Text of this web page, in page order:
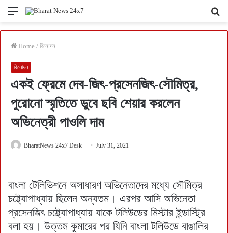
Menu
Home / বিনোদন
বিনোদন
একই ফ্রেমে দেব-জিৎ-প্রসেনজিৎ-সৌমিত্র,
পুরোনো স্মৃতিতে ডুবে ছবি শেয়ার করলেন
অভিনেত্রী পাওলি দাম
BharatNews 24x7 Desk July 31, 2021
বাংলা টেলিভিশনে অসাধারণ অভিনেতাদের মধ্যে সৌমিত্র
চট্ট্যোপাধ্যায় ছিলেন অন্যতম। এরপর আসি অভিনেতা
প্রসেনজিৎ চট্ট্যোপাধ্যায় যাকে টলিউডের মিস্টার ইন্ডাস্ট্রি
বলা হয়। উত্তম কুমারের পর যিনি বাংলা টলিউডে বাঙালির